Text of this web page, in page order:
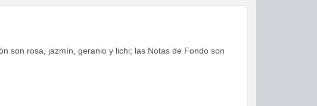
son rosa, jazmín, geranio y lichi; las Notas de Fondo son